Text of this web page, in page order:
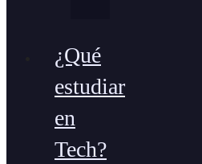
¿Qué
estudiar
en
Tech?